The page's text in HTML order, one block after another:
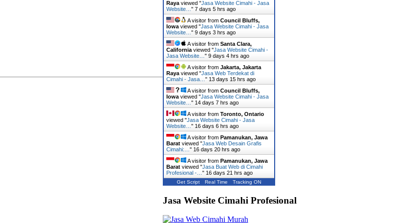
Rayaviewed "Jasa Website Cimahi - Jasa
Website… " 7 days 5 hrs ago
A visitor from Council Bluffs,
Iowaviewed "Jasa Website Cimahi - Jasa
Website… " 9 days 3 hrs ago
A visitor from Santa Clara,
Californiaviewed "Jasa Website Cimahi -
Jasa Website… " 9 days 4 hrs ago
A visitor from Jakarta, Jakarta
Rayaviewed "Jasa Web Terdekat di
Cimahi - Jasa… " 13 days 15 hrs ago
A visitor from Council Bluffs,
Iowaviewed "Jasa Website Cimahi - Jasa
Website… " 14 days 7 hrs ago
A visitor from Toronto, Ontario
viewed "Jasa Website Cimahi - Jasa
Website… " 16 days 6 hrs ago
A visitor from Pamanukan, Jawa
Baratviewed "Jasa Web Desain Grafis
Cimahi:… " 16 days 20 hrs ago
A visitor from Pamanukan, Jawa
Baratviewed "Jasa Buat Web di Cimahi
Profesional -… " 16 days 21 hrs ago
Get Script Real Time Tracking ON
Jasa Website Cimahi Profesional